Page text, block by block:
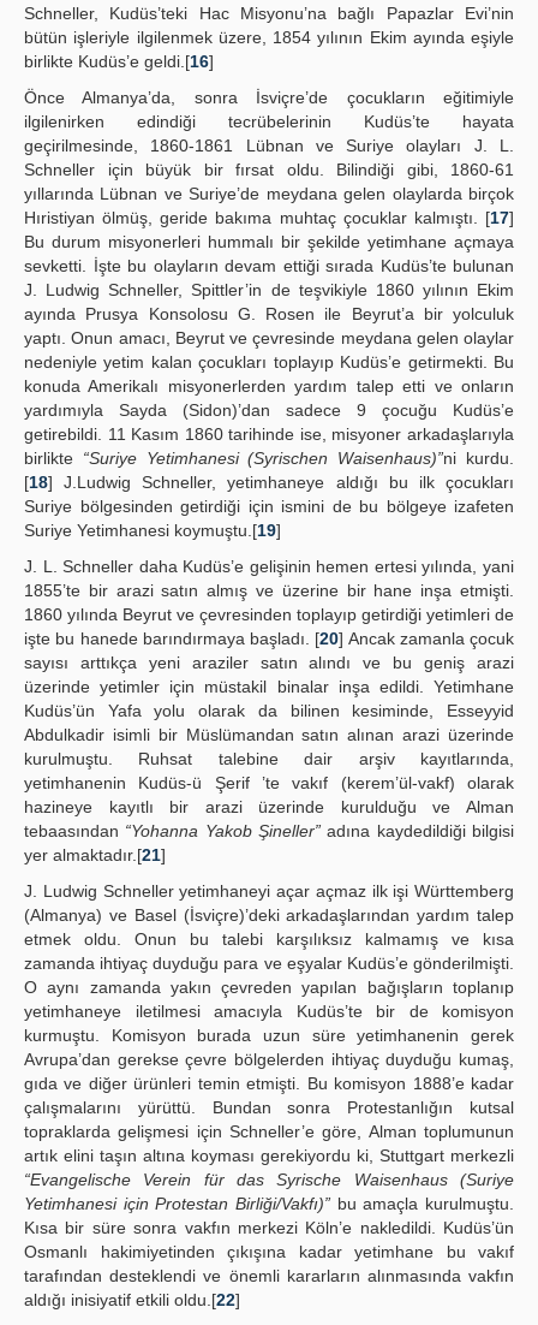
Schneller, Kudüs’teki Hac Misyonu’na bağlı Papazlar Evi’nin
bütün işleriyle ilgilenmek üzere, 1854 yılının Ekim ayında eşiyle
birlikte Kudüs’e geldi.[16]
Önce Almanya’da, sonra İsviçre’de çocukların eğitimiyle
ilgilenirken edindiği tecrübelerinin Kudüs’te hayata
geçirilmesinde, 1860-1861 Lübnan ve Suriye olayları J. L.
Schneller için büyük bir fırsat oldu. Bilindiği gibi, 1860-61
yıllarında Lübnan ve Suriye’de meydana gelen olaylarda birçok
Hıristiyan ölmüş, geride bakıma muhtaç çocuklar kalmıştı. [17]
Bu durum misyonerleri hummalı bir şekilde yetimhane açmaya
sevketti. İşte bu olayların devam ettiği sırada Kudüs’te bulunan
J. Ludwig Schneller, Spittler’in de teşvikiyle 1860 yılının Ekim
ayında Prusya Konsolosu G. Rosen ile Beyrut’a bir yolculuk
yaptı. Onun amacı, Beyrut ve çevresinde meydana gelen olaylar
nedeniyle yetim kalan çocukları toplayıp Kudüs’e getirmekti. Bu
konuda Amerikalı misyonerlerden yardım talep etti ve onların
yardımıyla Sayda (Sidon)’dan sadece 9 çocuğu Kudüs’e
getirebildi. 11 Kasım 1860 tarihinde ise, misyoner arkadaşlarıyla
birlikte “Suriye Yetimhanesi (Syrischen Waisenhaus)”ni kurdu.
[18] J.Ludwig Schneller, yetimhaneye aldığı bu ilk çocukları
Suriye bölgesinden getirdiği için ismini de bu bölgeye izafeten
Suriye Yetimhanesi koymuştu.[19]
J. L. Schneller daha Kudüs’e gelişinin hemen ertesi yılında, yani
1855’te bir arazi satın almış ve üzerine bir hane inşa etmişti.
1860 yılında Beyrut ve çevresinden toplayıp getirdiği yetimleri de
işte bu hanede barındırmaya başladı. [20] Ancak zamanla çocuk
sayısı arttıkça yeni araziler satın alındı ve bu geniş arazi
üzerinde yetimler için müstakil binalar inşa edildi. Yetimhane
Kudüs’ün Yafa yolu olarak da bilinen kesiminde, Esseyyid
Abdulkadir isimli bir Müslümandan satın alınan arazi üzerinde
kurulmuştu. Ruhsat talebine dair arşiv kayıtlarında,
yetimhanenin Kudüs-ü Şerif ’te vakıf (kerem’ül-vakf) olarak
hazineye kayıtlı bir arazi üzerinde kurulduğu ve Alman
tebaasından “Yohanna Yakob Şineller” adına kaydedildiği bilgisi
yer almaktadır.[21]
J. Ludwig Schneller yetimhaneyi açar açmaz ilk işi Württemberg
(Almanya) ve Basel (İsviçre)’deki arkadaşlarından yardım talep
etmek oldu. Onun bu talebi karşılıksız kalmamış ve kısa
zamanda ihtiyaç duyduğu para ve eşyalar Kudüs’e gönderilmişti.
O aynı zamanda yakın çevreden yapılan bağışların toplanıp
yetimhaneye iletilmesi amacıyla Kudüs’te bir de komisyon
kurmuştu. Komisyon burada uzun süre yetimhanenin gerek
Avrupa’dan gerekse çevre bölgelerden ihtiyaç duyduğu kumaş,
gıda ve diğer ürünleri temin etmişti. Bu komisyon 1888’e kadar
çalışmalarını yürüttü. Bundan sonra Protestanlığın kutsal
topraklarda gelişmesi için Schneller’e göre, Alman toplumunun
artık elini taşın altına koyması gerekiyordu ki, Stuttgart merkezli
“Evangelische Verein für das Syrische Waisenhaus (Suriye
Yetimhanesi için Protestan Birliği/Vakfı)” bu amaçla kurulmuştu.
Kısa bir süre sonra vakfın merkezi Köln’e nakledildi. Kudüs’ün
Osmanlı hakimiyetinden çıkışına kadar yetimhane bu vakıf
tarafından desteklendi ve önemli kararların alınmasında vakfın
aldığı inisiyatif etkili oldu.[22]